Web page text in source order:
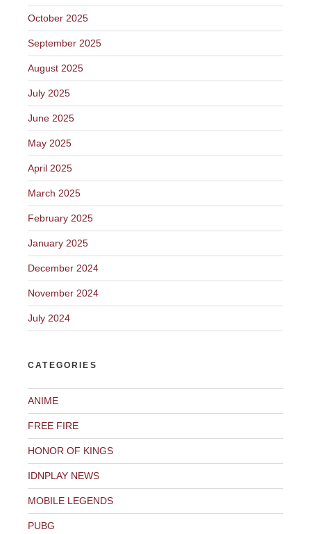
October 2025
September 2025
August 2025
July 2025
June 2025
May 2025
April 2025
March 2025
February 2025
January 2025
December 2024
November 2024
July 2024
CATEGORIES
ANIME
FREE FIRE
HONOR OF KINGS
IDNPLAY NEWS
MOBILE LEGENDS
PUBG